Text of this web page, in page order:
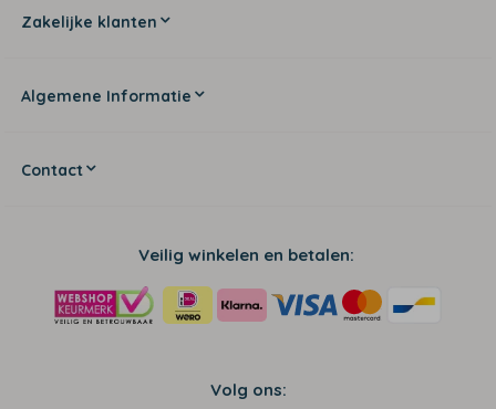
Zakelijke klanten
Algemene Informatie
Contact
Veilig winkelen en betalen:
Volg ons: